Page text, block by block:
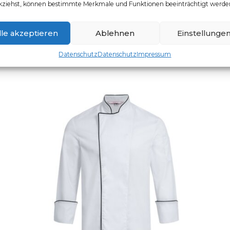
können bestimmte Merkmale und Funktionen beeinträchtigt
akzeptieren Ablehnen Einstellungen
DatenschutzDatenschutzImpressum
Artikelnummer: 5321.8000